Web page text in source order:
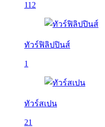
112
ทัวร์ฟิลิปปินส์
1
ทัวร์สเปน
21